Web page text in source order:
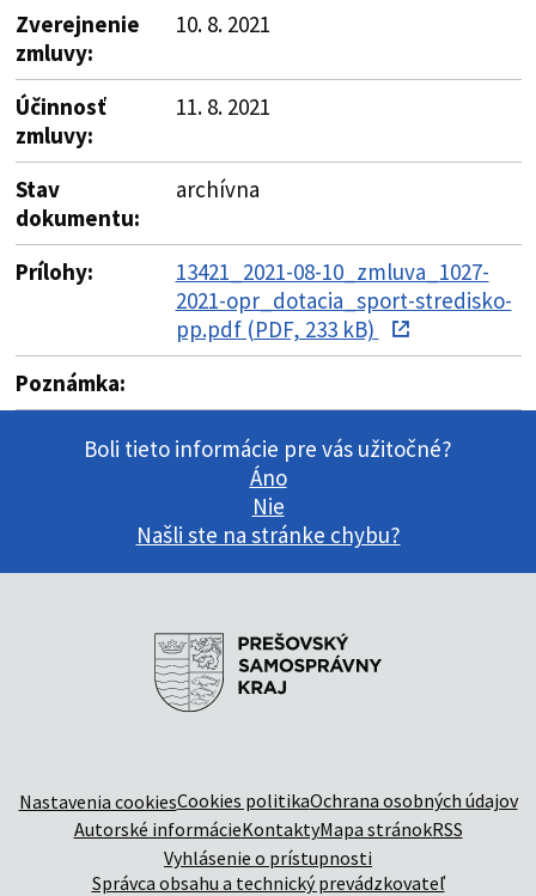
Zverejnenie
zmluvy:
10. 8. 2021
Účinnosť
zmluvy:
11. 8. 2021
Stav
dokumentu:
archívna
Prílohy:
13421_2021-08-10_zmluva_1027-
2021-opr_dotacia_sport-stredisko-
pp.pdf (PDF, 233 kB)
Poznámka:
Boli tieto informácie pre vás užitočné?
Áno
Nie
Našli ste na stránke chybu?
Nastavenia cookiesCookies politikaOchrana osobných údajov
Autorské informácieKontaktyMapa stránokRSS
Vyhlásenie o prístupnosti
Správca obsahu a technický prevádzkovateľ